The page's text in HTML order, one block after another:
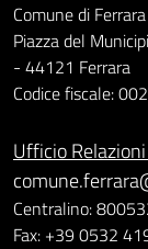
Comune di Ferrara
Piazza del
- 44121 Ferrara
Codice fiscale:
Ufficio
Centralino:
Fax: +39 0532